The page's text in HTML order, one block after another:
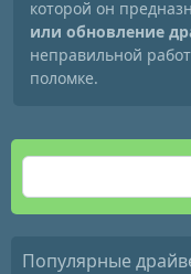
которой он
или обновление
неправильной
поломке.
Популярные